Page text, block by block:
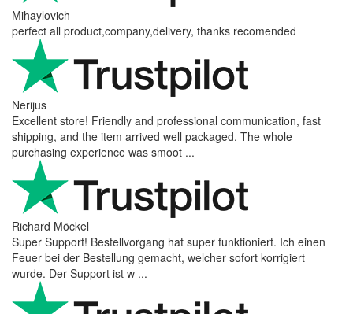
Mihaylovich
perfect all product,company,delivery, thanks recomended
Nerijus
Excellent store! Friendly and professional communication, fast
shipping, and the item arrived well packaged. The whole
purchasing experience was smoot ...
Richard Möckel
Super Support! Bestellvorgang hat super funktioniert. Ich einen
Feuer bei der Bestellung gemacht, welcher sofort korrigiert
wurde. Der Support ist w ...